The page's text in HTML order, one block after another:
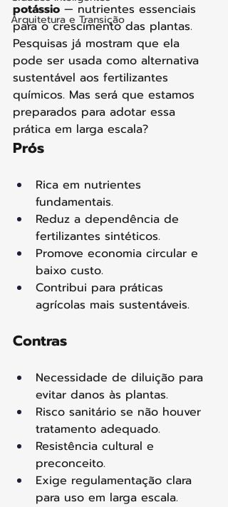
Arquitetura e Transição
potássio — nutrientes essenciais
para o crescimento das plantas.
Pesquisas já mostram que ela
pode ser usada como alternativa
sustentável aos fertilizantes
químicos. Mas será que estamos
preparados para adotar essa
prática em larga escala?
Prós
Rica em nutrientes
fundamentais.
Reduz a dependência de
fertilizantes sintéticos.
Promove economia circular e
baixo custo.
Contribui para práticas
agrícolas mais sustentáveis.
Contras
Necessidade de diluição para
evitar danos às plantas.
Risco sanitário se não houver
tratamento adequado.
Resistência cultural e
preconceito.
Exige regulamentação clara
para uso em larga escala.